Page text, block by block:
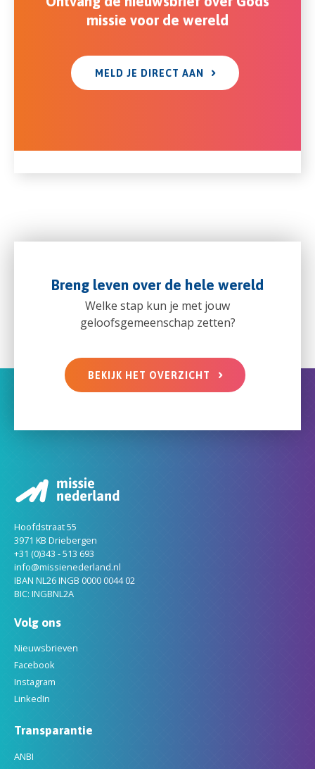
missie voor de wereld
MELD JE DIRECT AAN
Breng leven over de hele wereld
Welke stap kun je met jouw
geloofsgemeenschap zetten?
BEKIJK HET OVERZICHT
Hoofdstraat 55
3971 KB Driebergen
+31 (0)343 - 513 693
info@missienederland.nl
IBAN NL26 INGB 0000 0044 02
BIC: INGBNL2A
Volg ons
Nieuwsbrieven
Facebook
Instagram
LinkedIn
Transparantie
ANBI